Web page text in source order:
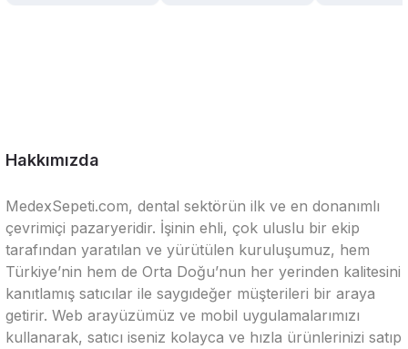
Hakkımızda
MedexSepeti.com, dental sektörün ilk ve en donanımlı
çevrimiçi pazaryeridir. İşinin ehli, çok uluslu bir ekip
tarafından yaratılan ve yürütülen kuruluşumuz, hem
Türkiye’nin hem de Orta Doğu’nun her yerinden kalitesini
kanıtlamış satıcılar ile saygıdeğer müşterileri bir araya
getirir. Web arayüzümüz ve mobil uygulamalarımızı
kullanarak, satıcı iseniz kolayca ve hızla ürünlerinizi satıp